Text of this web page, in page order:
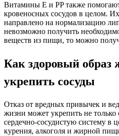
Витамины E и PP также
кровеносных сосудов в целом.
направлено на нормализацию
невозможно получить
веществ из пищи, то можно
Как здоровый образ
укрепить сосуды
Отказ от вредных привычек и
жизни может укрепить не только
сердечно-сосудистую систему в
курения, алкоголя и жирной